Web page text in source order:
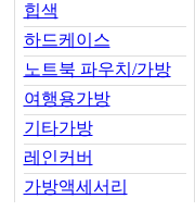
힙색
하드케이스
노트북 파우치/가방
여행용가방
기타가방
레인커버
가방액세서리